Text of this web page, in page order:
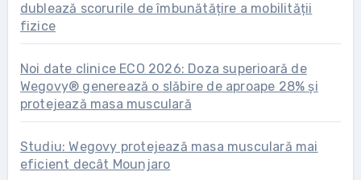
dublează scorurile de îmbunătățire a mobilității
fizice
Noi date clinice ECO 2026: Doza superioară de
Wegovy® generează o slăbire de aproape 28% și
protejează masa musculară
Studiu: Wegovy protejează masa musculară mai
eficient decât Mounjaro